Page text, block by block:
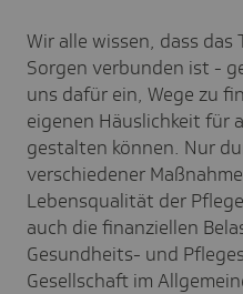
Wir alle wissen, dass
Sorgen verbunden ist -
uns dafür ein, Wege zu
eigenen Häuslichkeit für
gestalten können. Nur
verschiedener
Lebensqualität der
auch die finanziellen
Gesundheits- und
Gesellschaft im